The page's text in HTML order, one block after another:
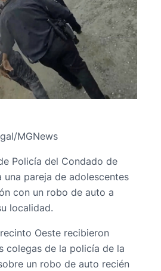
MGNews
Policía del Condado de
una pareja de adolescentes
con un robo de auto a
localidad.
Oeste recibieron
colegas de la policía de la
un robo de auto recién